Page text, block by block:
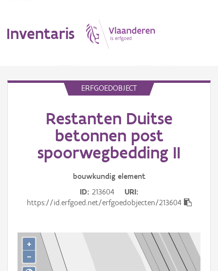
Inventaris
Aanduidingsobject
Waarneming
Gebeurtenis
Downloads
Hergebruik
ERFGOEDOBJECT
Restanten Duitse
betonnen post
spoorwegbedding II
bouwkundig element
ID 213604
URI
https://id.erfgoed.net/erfgoedobjecten/213604
+
−